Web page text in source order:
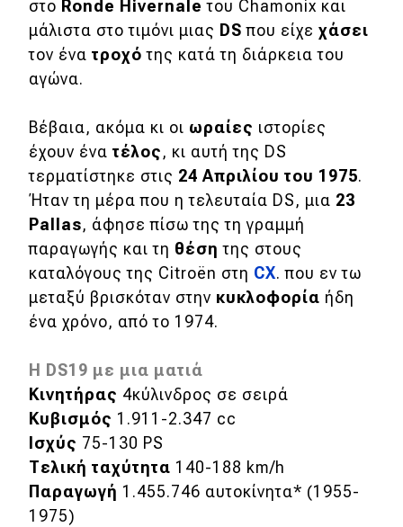
στο Ronde Hivernale του Chamonix και
μάλιστα στο τιμόνι μιας DS που είχε χάσει
τον ένα τροχό της κατά τη διάρκεια του
αγώνα.
Βέβαια, ακόμα κι οι ωραίες ιστορίες
έχουν ένα τέλος, κι αυτή της DS
τερματίστηκε στις 24 Απριλίου του 1975.
Ήταν τη μέρα που η τελευταία DS, μια 23
Pallas, άφησε πίσω της τη γραμμή
παραγωγής και τη θέση της στους
καταλόγους της Citroën στη CX. που εν τω
μεταξύ βρισκόταν στην κυκλοφορία ήδη
ένα χρόνο, από το 1974.
Η DS19 με μια ματιά
Κινητήρας 4κύλινδρος σε σειρά
Κυβισμός 1.911-2.347 cc
Ισχύς 75-130 PS
Τελική ταχύτητα 140-188 km/h
Παραγωγή 1.455.746 αυτοκίνητα* (1955-
1975)